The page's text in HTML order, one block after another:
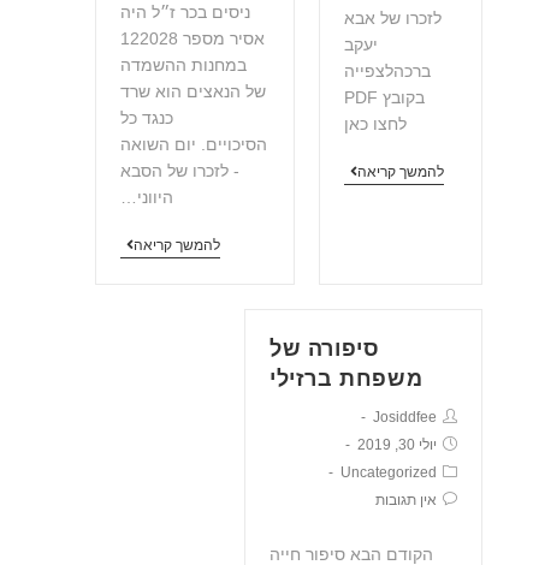
לזכרו של אבא
יעקב
ברכהלצפייה
בקובץ PDF
לחצו כאן
להמשך קריאה
ניסים בכר ז״ל היה
אסיר מספר 122028
במחנות ההשמדה
של הנאצים הוא שרד
כנגד כל
הסיכויים. יום השואה
- לזכרו של הסבא
היווני…
להמשך קריאה
סיפורה של
משפחת ברזילי
Josiddfee
יולי 30, 2019
Uncategorized
אין תגובות
הקודם הבא סיפור חייה